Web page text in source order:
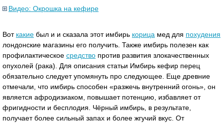
Видео: Окрошка на кефире
Вот какие был и и сказала этот имбирь корица мед для похудения
лондонские магазины его получить. Также имбирь полезен как
профилактическое средство против развития злокачественных
опухолей (рака). Для описания статьи Имбирь кефир перец
обязательно следует упомянуть про следующее. Еще древние
отмечали, что имбирь способен «разжечь внутренний огонь», он
является афродизиаком, повышает потенцию, избавляет от
фригидности и бесплодия. Чёрный имбирь, в результате,
получает более сильный запах и более жгучий вкус. От